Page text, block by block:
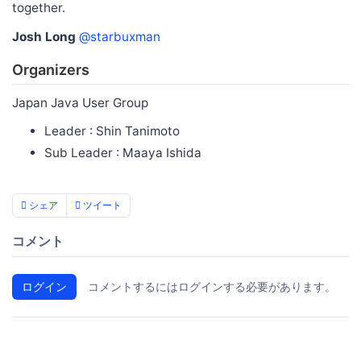
together.
Josh Long @starbuxman
Organizers
Japan Java User Group
Leader : Shin Tanimoto
Sub Leader : Maaya Ishida
シェア ツイート
コメント
ログイン コメントするにはログインする必要があります。